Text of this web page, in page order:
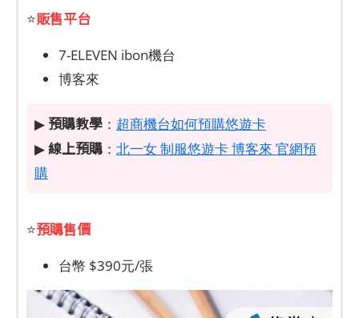
⭐販售平台
7-ELEVEN ibon機台
博客來
▶ 預購教學 ： 超商機台如何預購悠遊卡
▶線上預購 ： 北一女 制服悠遊卡 博客來 官網預
購
⭐預購售價
台幣 $390元/張